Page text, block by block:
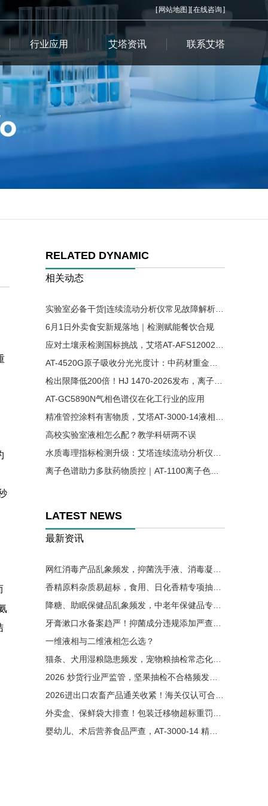
[网站地图 ][在线咨询]
行业应用 艾塔资讯 联系艾塔
RELATED DYNAMIC
相关动态
6月1日外卖食安新规落地｜检测赋能餐饮合规
AT-GC5890N气相色谱仪在化工行业的应用
高校实验室液相怎么配？教学科研两不误
LATEST NEWS
最新资讯
一维液相与二维液相怎么选？